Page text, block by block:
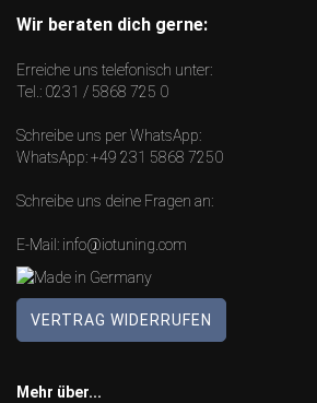
Wir beraten dich gerne:
Erreiche uns telefonisch unter:
Tel.: 0231 / 5868 725 0
Schreibe uns per WhatsApp:
WhatsApp:+49 231 5868 7250
Schreibe uns deine Fragen an:
E-Mail: info@iotuning.com
VERTRAG WIDERRUFEN
Mehr über...